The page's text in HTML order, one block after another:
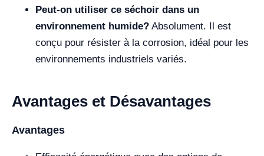
Peut-on utiliser ce séchoir dans un
environnement humide? Absolument. Il est
conçu pour résister à la corrosion, idéal pour les
environnements industriels variés.
Avantages et Désavantages
Avantages